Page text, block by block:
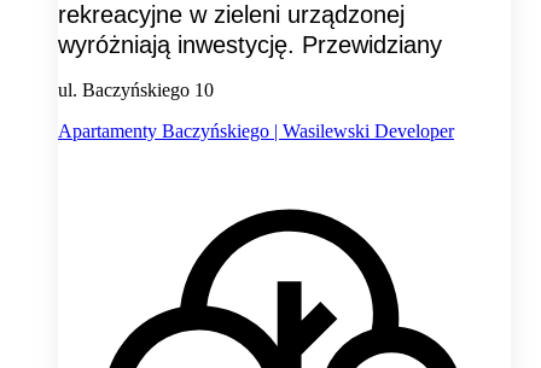
rekreacyjne w zieleni urządzonej
wyróżniają inwestycję. Przewidziany
ul. Baczyńskiego 10
Apartamenty Baczyńskiego | Wasilewski Developer